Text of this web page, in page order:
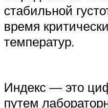
стабильной
время
температур.
Индекс — это
путем